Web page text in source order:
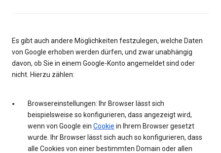
Es gibt auch andere Möglichkeiten festzulegen, welche Daten
von Google erhoben werden dürfen, und zwar unabhängig
davon, ob Sie in einem Google-Konto angemeldet sind oder
nicht. Hierzu zählen:
Browsereinstellungen: Ihr Browser lässt sich
beispielsweise so konfigurieren, dass angezeigt wird,
wenn von Google ein Cookie in Ihrem Browser gesetzt
wurde. Ihr Browser lässt sich auch so konfigurieren, dass
alle Cookies von einer bestimmten Domain oder allen